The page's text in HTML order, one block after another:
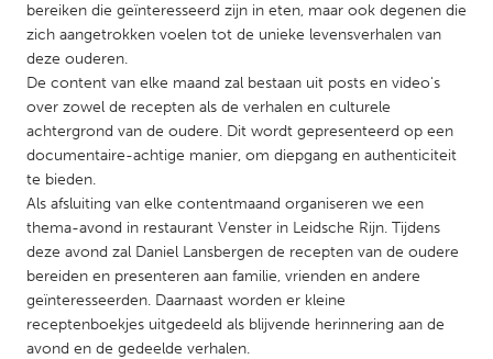
QATAR
Qatar
SINGAPORE
Singapore
UNITED KINGDOM
Glasgow
UNITED STATES
bereiken die geïnteresseerd zijn in eten, maar ook degenen die
zich aangetrokken voelen tot de unieke levensverhalen van
deze ouderen.
De content van elke maand zal bestaan uit posts en video's
over zowel de recepten als de verhalen en culturele
achtergrond van de oudere. Dit wordt gepresenteerd op een
documentaire-achtige manier, om diepgang en authenticiteit
te bieden.
Als afsluiting van elke contentmaand organiseren we een
thema-avond in restaurant Venster in Leidsche Rijn. Tijdens
deze avond zal Daniel Lansbergen de recepten van de oudere
bereiden en presenteren aan familie, vrienden en andere
geïnteresseerden. Daarnaast worden er kleine
receptenboekjes uitgedeeld als blijvende herinnering aan de
avond en de gedeelde verhalen.